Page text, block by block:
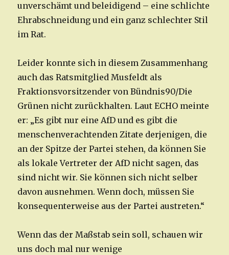
unverschämt und beleidigend – eine schlichte
Ehrabschneidung und ein ganz schlechter Stil
im Rat.
Leider konnte sich in diesem Zusammenhang
auch das Ratsmitglied Musfeldt als
Fraktionsvorsitzender von Bündnis90/Die
Grünen nicht zurückhalten. Laut ECHO meinte
er: „Es gibt nur eine AfD und es gibt die
menschenverachtenden Zitate derjenigen, die
an der Spitze der Partei stehen, da können Sie
als lokale Vertreter der AfD nicht sagen, das
sind nicht wir. Sie können sich nicht selber
davon ausnehmen. Wenn doch, müssen Sie
konsequenterweise aus der Partei austreten.“
Wenn das der Maßstab sein soll, schauen wir
uns doch mal nur wenige